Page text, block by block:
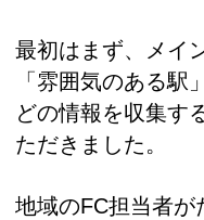
最初はまず、メイ
「雰囲気のある駅
どの情報を収集す
ただきました。
地域のFC担当者が